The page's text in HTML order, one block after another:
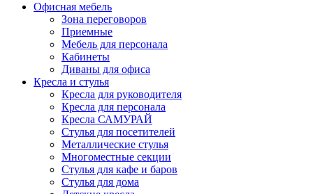
Офисная мебель
Зона переговоров
Приемные
Мебель для персонала
Кабинеты
Диваны для офиса
Кресла и стулья
Кресла для руководителя
Кресла для персонала
Кресла САМУРАЙ
Стулья для посетителей
Металлические стулья
Многоместные секции
Стулья для кафе и баров
Стулья для дома